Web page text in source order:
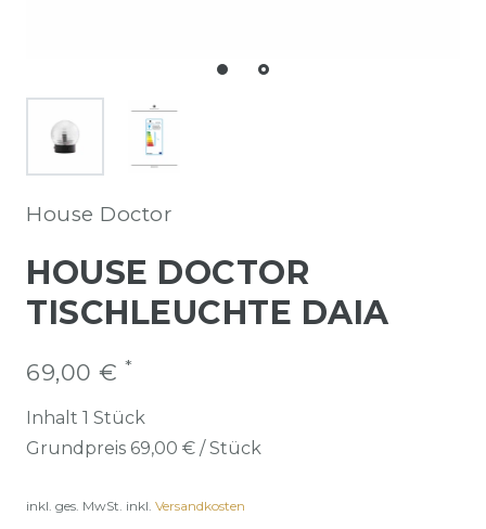
House Doctor
HOUSE DOCTOR
TISCHLEUCHTE DAIA
69,00 € *
Inhalt 1 Stück
Grundpreis 69,00 € / Stück
inkl. ges. MwSt. inkl. Versandkosten